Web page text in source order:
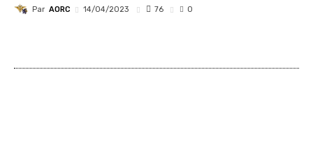
Par AORC 14/04/2023 76 0